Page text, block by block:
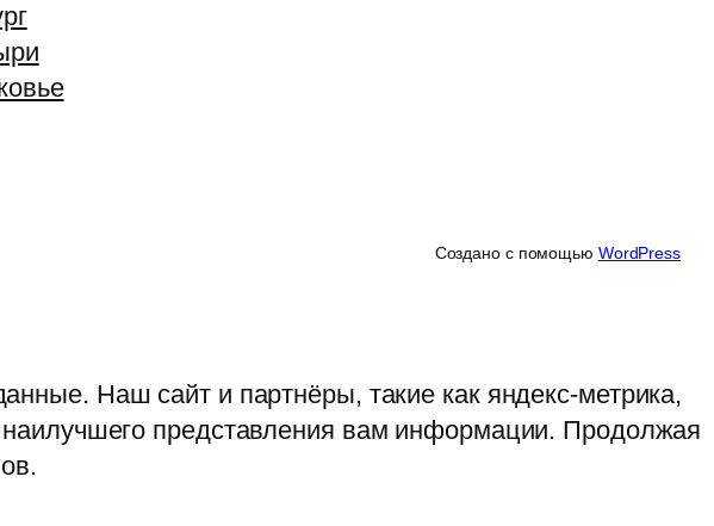
Создано с помощью WordPress
Наш сайт и партнёры, такие как яндекс-метрика,
представления вам информации. Продолжая